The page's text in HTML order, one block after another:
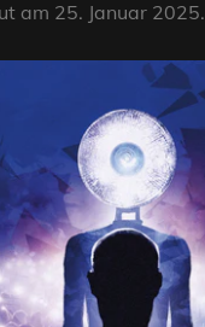
am 25. Januar 2025.